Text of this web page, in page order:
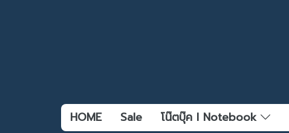
HOME Sale โน๊ตบุ๊ค l Notebook